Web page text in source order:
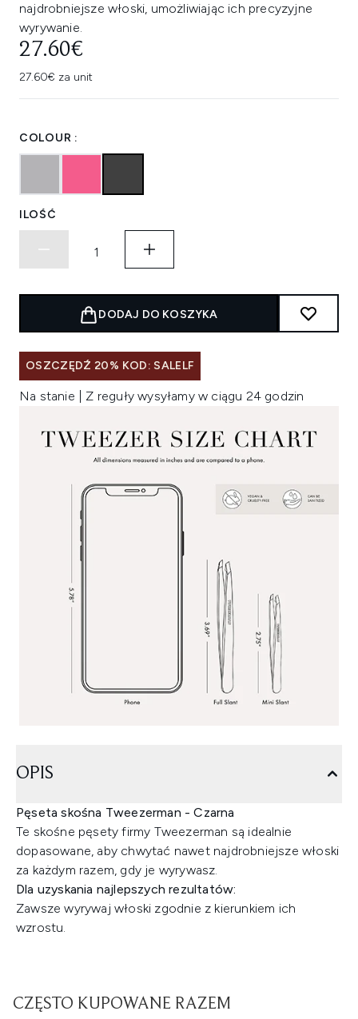
najdrobniejsze włoski, umożliwiając ich precyzyjne
wyrywanie.
27.60€
27.60€ za unit
COLOUR :
ILOŚĆ
DODAJ DO KOSZYKA
OSZCZĘDŹ 20% KOD: SALELF
Na stanie | Z reguły wysyłamy w ciągu 24 godzin
OPIS
Pęseta skośna Tweezerman - Czarna
Te skośne pęsety firmy Tweezerman są idealnie
dopasowane, aby chwytać nawet najdrobniejsze włoski
za każdym razem, gdy je wyrywasz.
Dla uzyskania najlepszych rezultatów:
Zawsze wyrywaj włoski zgodnie z kierunkiem ich
wzrostu.
CZĘSTO KUPOWANE RAZEM